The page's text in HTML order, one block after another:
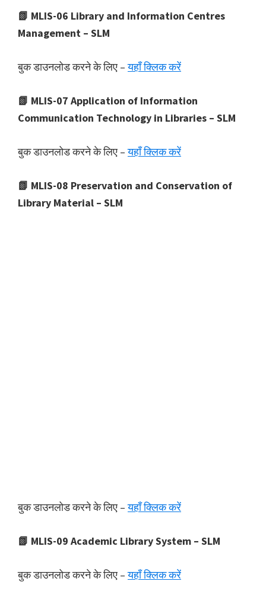
📗 MLIS-06 Library and Information Centres
Management – SLM
बुक डाउनलोड करने के लिए –यहाँ क्लिक करें
📗 MLIS-07 Application of Information
Communication Technology in Libraries – SLM
बुक डाउनलोड करने के लिए –यहाँ क्लिक करें
📗 MLIS-08 Preservation and Conservation of
Library Material – SLM
बुक डाउनलोड करने के लिए –यहाँ क्लिक करें
📗 MLIS-09 Academic Library System – SLM
बुक डाउनलोड करने के लिए –यहाँ क्लिक करें